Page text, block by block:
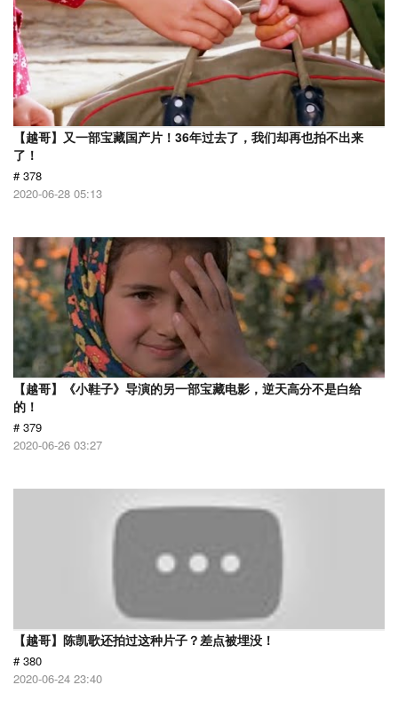
【越哥】又一部宝藏国产片！36年过去了，我们却再也拍不出来
了！
# 378
2020-06-28 05:13
【越哥】《小鞋子》导演的另一部宝藏电影，逆天高分不是白给
的！
# 379
2020-06-26 03:27
【越哥】陈凯歌还拍过这种片子？差点被埋没！
# 380
2020-06-24 23:40